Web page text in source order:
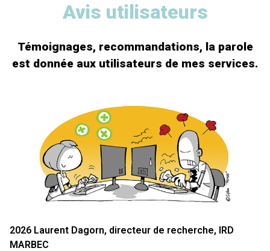
Avis utilisateurs
Témoignages, recommandations, la parole
est donnée aux utilisateurs de mes services.
2026 Laurent Dagorn, directeur de recherche, IRD
MARBEC